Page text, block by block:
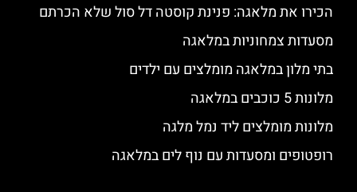
הכירו את מלאגה: פנינת קוסטה דל סול שלא הכרתם
מסעדות צמחוניות במלאגה
בתי מלון במלאגה מומלצים עם ילדים
מלונות 5 כוכבים במלאגה
מלונות מומלצים ליד נמל מלגה
רופטופים ומסעדות עם נוף לים במלאגה